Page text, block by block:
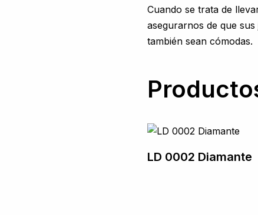
Cuando se trata de
asegurarnos de que
también sean cómodas.
LD 0002 Diamante